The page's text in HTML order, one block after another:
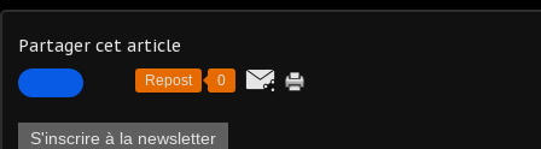
Partager cet article
Repost 0
S'inscrire à la newsletter